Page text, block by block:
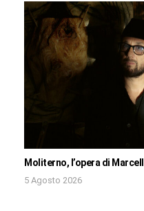
Moliterno, l’opera di
5 Agosto 2026